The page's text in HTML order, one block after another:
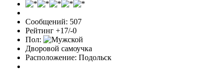
Сообщений: 507
Рейтинг +17/-0
Пол:
Дворовой самоучка
Расположение: Подольск